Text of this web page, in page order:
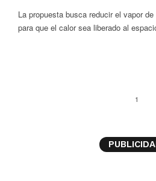
La propuesta busca reducir el vapor
para que el calor sea liberado al
1